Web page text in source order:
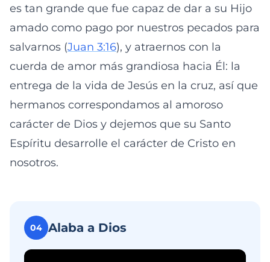
es tan grande que fue capaz de dar a su Hijo
amado como pago por nuestros pecados para
salvarnos (Juan 3:16), y atraernos con la
cuerda de amor más grandiosa hacia Él: la
entrega de la vida de Jesús en la cruz, así que
hermanos correspondamos al amoroso
carácter de Dios y dejemos que su Santo
Espíritu desarrolle el carácter de Cristo en
nosotros.
04 Alaba a Dios